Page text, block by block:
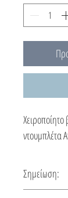
ντουμπλέτα
Σημείωση: